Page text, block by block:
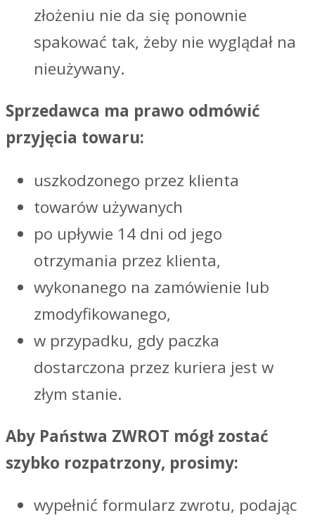
złożeniu nie da się ponownie
spakować tak, żeby nie wyglądał na
nieużywany.
Sprzedawca ma prawo odmówić
przyjęcia towaru:
uszkodzonego przez klienta
towarów używanych
po upływie 14 dni od jego
otrzymania przez klienta,
wykonanego na zamówienie lub
zmodyfikowanego,
w przypadku, gdy paczka
dostarczona przez kuriera jest w
złym stanie.
Aby Państwa ZWROT mógł zostać
szybko rozpatrzony, prosimy:
wypełnić formularz zwrotu, podając